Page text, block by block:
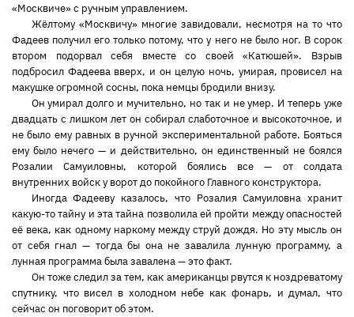
«Москвиче» с ручным управлением.
Жёлтому «Москвичу» многие завидовали, несмотря на то что
Фадеев получил его только потому, что у него не было ног. В сорок
втором подорвал себя вместе со своей «Катюшей». Взрыв
подбросил Фадеева вверх, и он целую ночь, умирая, провисел на
макушке огромной сосны, пока немцы бродили внизу.
Он умирал долго и мучительно, но так и не умер. И теперь уже
двадцать с лишком лет он собирал слаботочное и высокоточное, и
не было ему равных в ручной экспериментальной работе. Бояться
ему было нечего — и действительно, он единственный не боялся
Розалии Самуиловны, которой боялись все — от солдата
внутренних войск у ворот до покойного Главного конструктора.
Иногда Фадееву казалось, что Розалия Самуиловна хранит
какую-то тайну и эта тайна позволила ей пройти между опасностей
её века, как одному наркому между струй дождя. Но эту мысль он
от себя гнал — тогда бы она не завалила лунную программу, а
лунная программа была завалена — это факт.
Он тоже следил за тем, как американцы рвутся к ноздреватому
спутнику, что висел в холодном небе как фонарь, и думал, что
сейчас он поговорит об этом.